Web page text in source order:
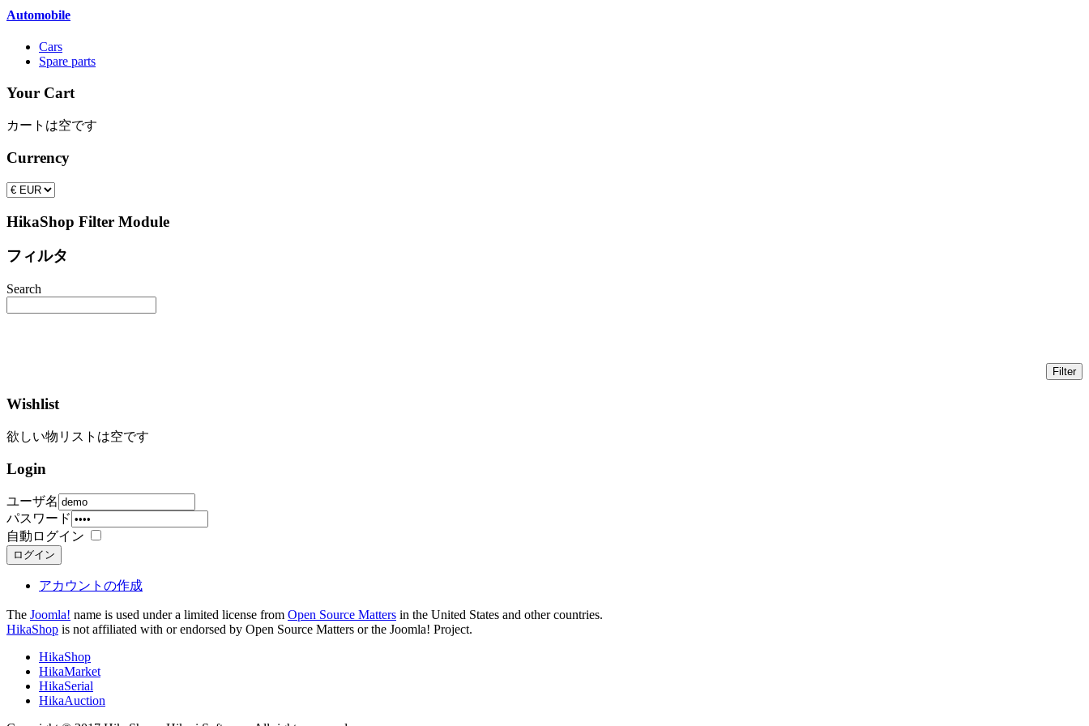
Automobile
Cars
Spare parts
Your Cart
カートは空です
Currency
HikaShop Filter Module
フィルタ
Search
Wishlist
欲しい物リストは空です
Login
ユーザ名
パスワード
自動ログイン
ログイン
アカウントの作成
The Joomla! name is used under a limited license from Open Source Matters in the United States and other countries.
HikaShop is not affiliated with or endorsed by Open Source Matters or the Joomla! Project.
HikaShop
HikaMarket
HikaSerial
HikaAuction